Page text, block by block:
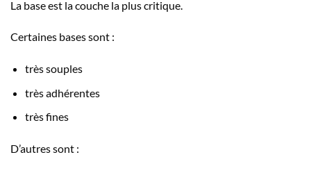
La base est la couche la plus critique.
Certaines bases sont :
très souples
très adhérentes
très fines
D’autres sont :